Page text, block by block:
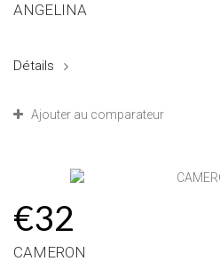
ANGELINA
Détails
Ajouter au comparateur
€32
CAMERON